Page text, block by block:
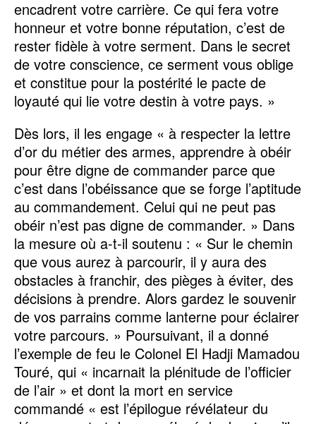
encadrent votre carrière. Ce qui fera votre
honneur et votre bonne réputation, c’est de
rester fidèle à votre serment. Dans le secret
de votre conscience, ce serment vous oblige
et constitue pour la postérité le pacte de
loyauté qui lie votre destin à votre pays. »
Dès lors, il les engage « à respecter la lettre
d’or du métier des armes, apprendre à obéir
pour être digne de commander parce que
c’est dans l’obéissance que se forge l’aptitude
au commandement. Celui qui ne peut pas
obéir n’est pas digne de commander. » Dans
la mesure où a-t-il soutenu : « Sur le chemin
que vous aurez à parcourir, il y aura des
obstacles à franchir, des pièges à éviter, des
décisions à prendre. Alors gardez le souvenir
de vos parrains comme lanterne pour éclairer
votre parcours. » Poursuivant, il a donné
l’exemple de feu le Colonel El Hadji Mamadou
Touré, qui « incarnait la plénitude de l’officier
de l’air » et dont la mort en service
commandé « est l’épilogue révélateur du